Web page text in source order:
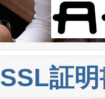
SSL証